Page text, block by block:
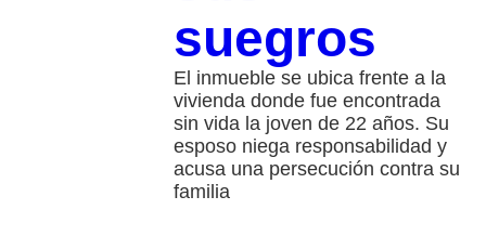
suegros
El inmueble se ubica frente a la
vivienda donde fue encontrada
sin vida la joven de 22 años. Su
esposo niega responsabilidad y
acusa una persecución contra su
familia